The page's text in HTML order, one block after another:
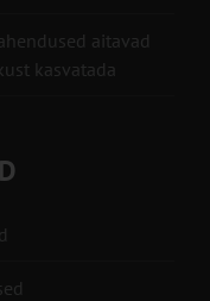
aitavad
kasvatada